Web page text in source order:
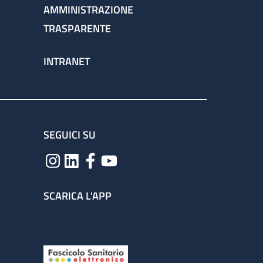
AMMINISTRAZIONE
TRASPARENTE
INTRANET
SEGUICI SU
SCARICA L'APP